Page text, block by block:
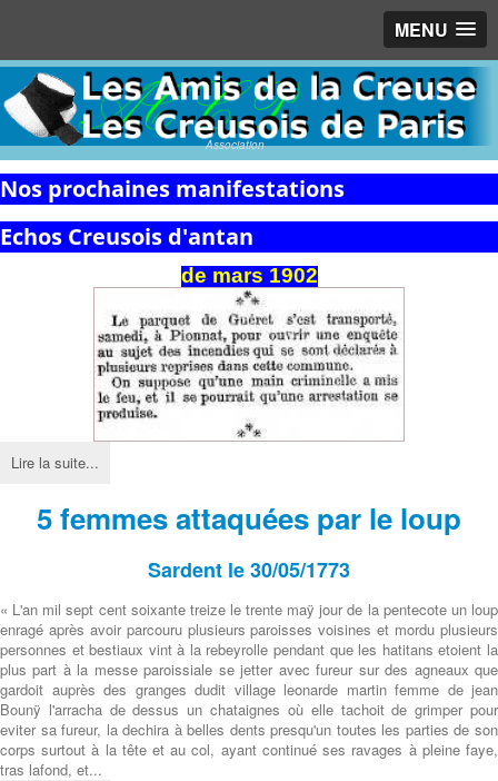
MENU
Association
Nos prochaines manifestations
Echos Creusois d'antan
de mars 1902
Lire la suite...
5 femmes attaquées par le loup
Sardent le 30/05/1773
« L'an mil sept cent soixante treize le trente maÿ jour de la pentecote un loup
enragé après avoir parcouru plusieurs paroisses voisines et mordu plusieurs
personnes et bestiaux vint à la rebeyrolle pendant que les hatitans etoient la
plus part à la messe paroissiale se jetter avec fureur sur des agneaux que
gardoit auprès des granges dudit village leonarde martin femme de jean
Bounÿ l'arracha de dessus un chataignes où elle tachoit de grimper pour
eviter sa fureur, la dechira à belles dents presqu'un toutes les parties de son
corps surtout à la tête et au col, ayant continué ses ravages à pleine faye,
tras lafond, et...